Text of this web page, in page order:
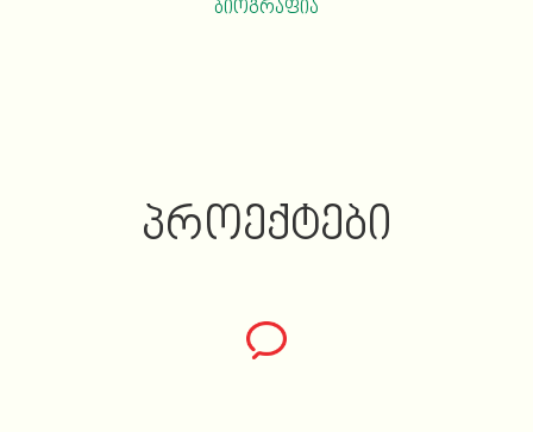
ბიოგრაფია
ᲞᲠᲝᲔᲥᲢᲔᲑᲘ